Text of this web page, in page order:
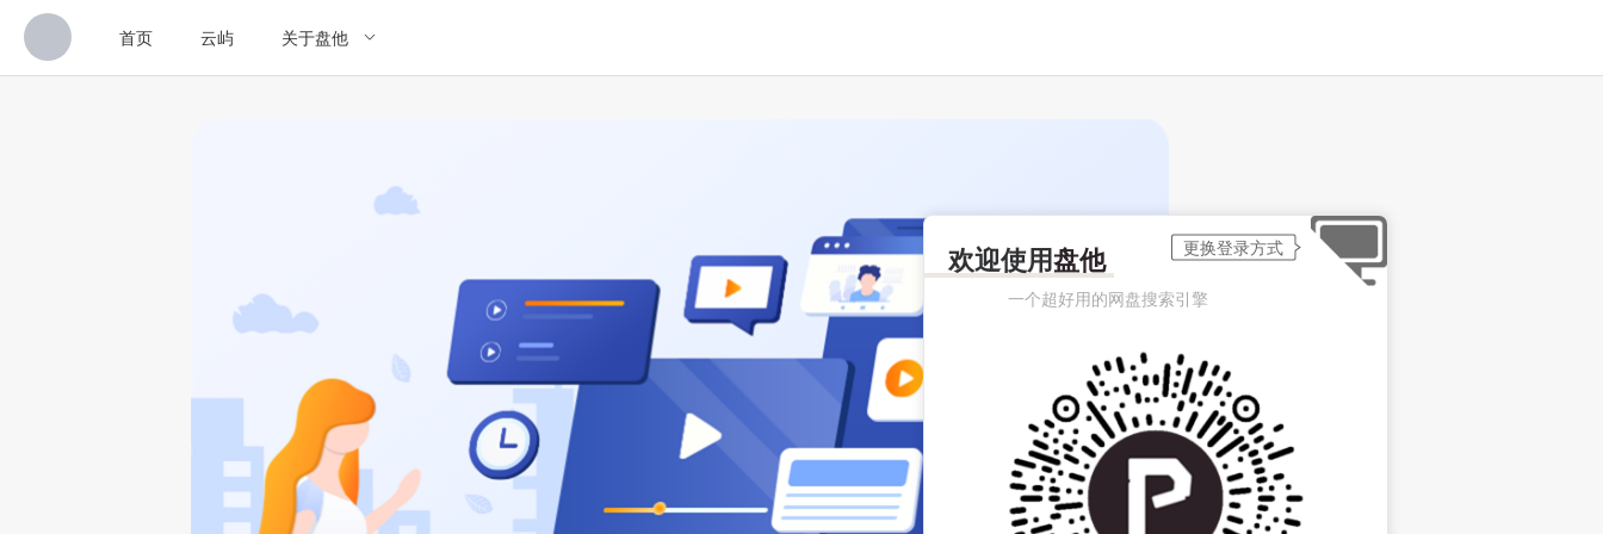
首页 云屿 关于盘他
欢迎使用盘他
一个超好用的网盘搜索引擎